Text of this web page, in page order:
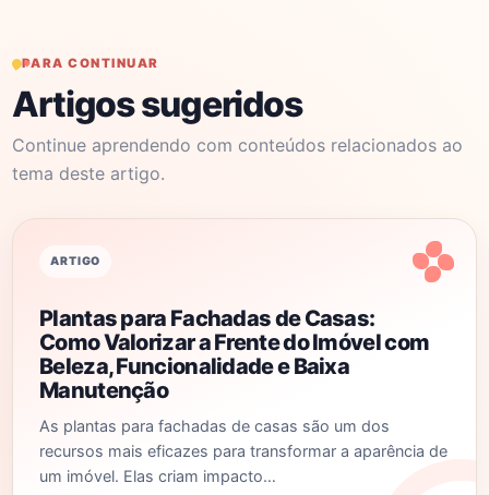
PARA CONTINUAR
Artigos sugeridos
Continue aprendendo com conteúdos relacionados ao
tema deste artigo.
ARTIGO
Plantas para Fachadas de Casas:
Como Valorizar a Frente do Imóvel com
Beleza, Funcionalidade e Baixa
Manutenção
As plantas para fachadas de casas são um dos
recursos mais eficazes para transformar a aparência de
um imóvel. Elas criam impacto…